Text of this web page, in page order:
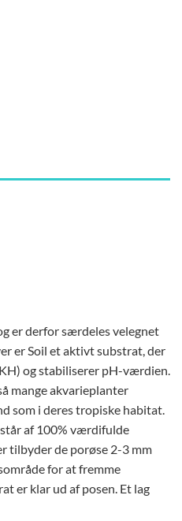
er derfor særdeles velegnet
er Soil et aktivt substrat, der
og stabiliserer pH-værdien.
mange akvarieplanter
som i deres tropiske habitat.
af 100% værdifulde
tilbyder de porøse 2-3 mm
for at fremme
er klar ud af posen. Et lag